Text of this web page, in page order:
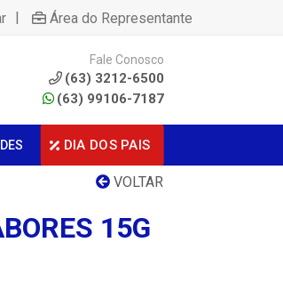
| Área do Representante
Fale Conosco
(63) 3212-6500
(63) 99106-7187
DIA DOS PAIS
VOLTAR
15G